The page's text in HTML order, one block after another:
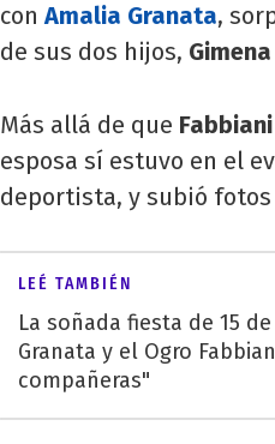
con Amalia Granata,
de sus dos hijos,
Más allá de que Fabbiani
esposa sí estuvo en el
deportista, y subió
LEÉ TAMBIÉN
La soñada fiesta de 15
Granata y el Ogro
compañeras"